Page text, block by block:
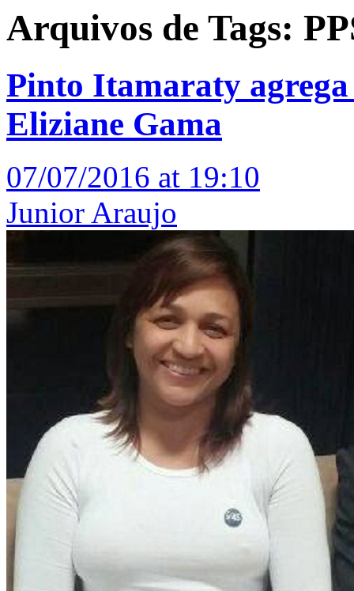
Arquivos de Tags:
Pinto Itamaraty
Eliziane Gama
07/07/2016 at 19:10
Junior Araujo